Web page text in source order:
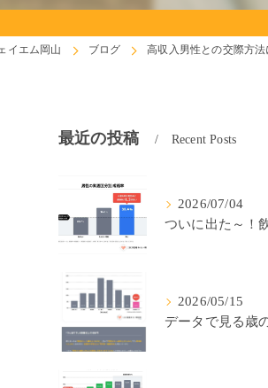
イエム岡山 ブログ 高収入男性との交際方法
最近の投稿 Recent Posts
2026/07/04
2026/05/15